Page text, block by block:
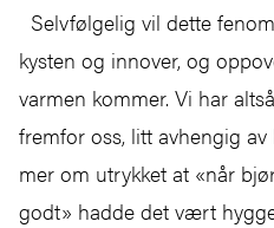
Selvfølgelig vil dette
kysten og innover, og
varmen kommer. Vi har
fremfor oss, litt avhengig
mer om utrykket at «når
godt» hadde det vært